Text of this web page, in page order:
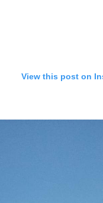
View this post on